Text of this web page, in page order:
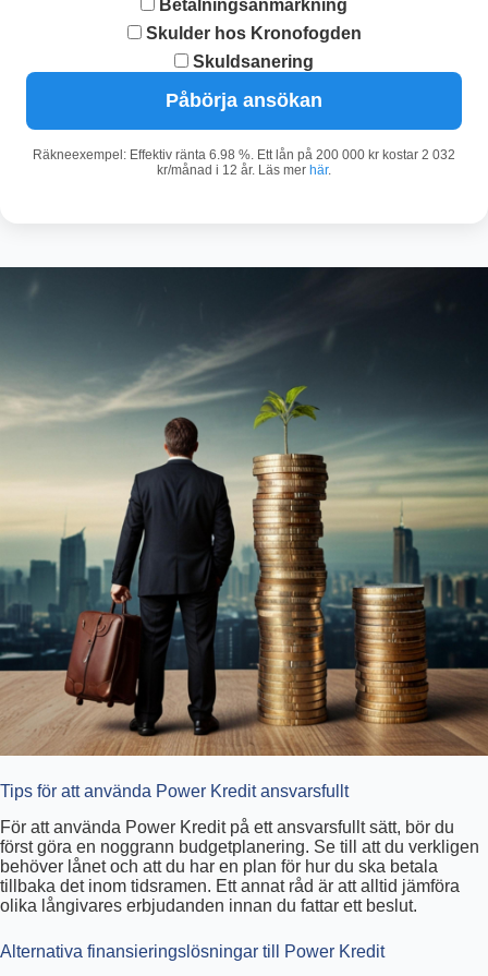
Betalningsanmärkning
Skulder hos Kronofogden
Skuldsanering
Påbörja ansökan
Räkneexempel: Effektiv ränta 6.98 %. Ett lån på 200 000 kr kostar 2 032
kr/månad i 12 år. Läs mer här.
Tips för att använda Power Kredit ansvarsfullt
För att använda Power Kredit på ett ansvarsfullt sätt, bör du
först göra en noggrann budgetplanering. Se till att du verkligen
behöver lånet och att du har en plan för hur du ska betala
tillbaka det inom tidsramen. Ett annat råd är att alltid jämföra
olika långivares erbjudanden innan du fattar ett beslut.
Alternativa finansieringslösningar till Power Kredit